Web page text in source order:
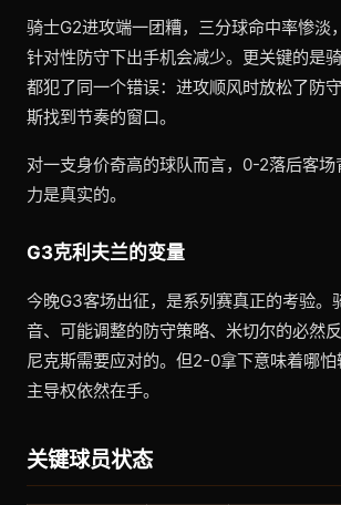
骑士G2进攻端一团糟，三分球命中率惨淡
针对性防守下出手机会减少。更关键的是
都犯了同一个错误：进攻顺风时放松了防
斯找到节奏的窗口。
对一支身价奇高的球队而言，0-2落后客
力是真实的。
G3克利夫兰的变量
今晚G3客场出征，是系列赛真正的考验。
音、可能调整的防守策略、米切尔的必
尼克斯需要应对的。但2-0拿下意味着哪
主导权依然在手。
关键球员状态